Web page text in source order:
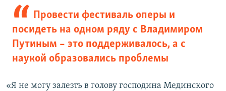
Провести фестиваль оперы и
посидеть на одном ряду с Владимиром
Путиным – это поддерживалось, а с
наукой образовались проблемы
«Я не могу залезть в голову господина Мединского